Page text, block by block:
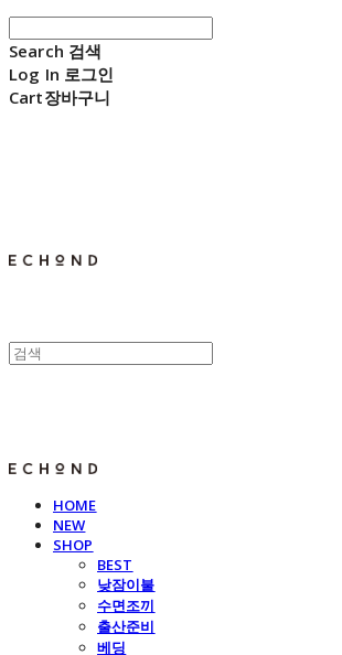
Search 검색
Log In 로그인
Cart장바구니
HOME
NEW
SHOP
BEST
낮잠이불
수면조끼
출산준비
베딩